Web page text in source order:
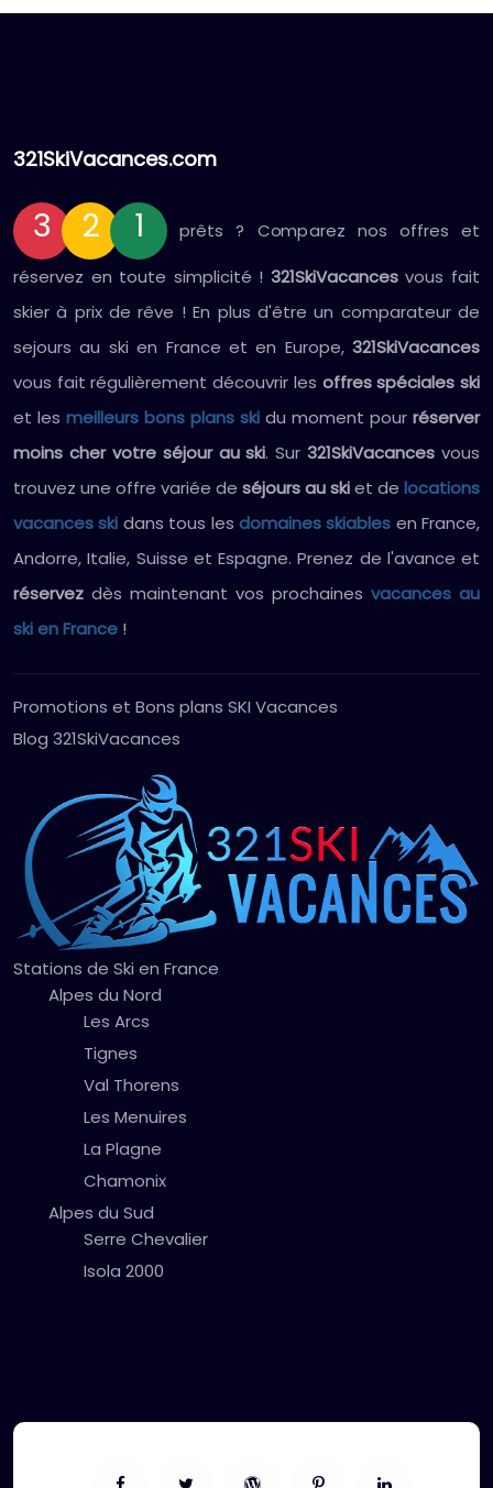
321SkiVacances.com
3 2 1
prêts ? Comparez nos offres et
réservez en toute simplicité ! 321SkiVacancesvous fait
skier à prix de rêve ! En plus d'être un comparateur de
sejours au ski en France et en Europe, 321SkiVacances
vous fait régulièrement découvrir les offres spéciales ski
et les meilleurs bons plans ski du moment pour réserver
moins cher votre séjour au ski. Sur321SkiVacances vous
trouvez une offre variée de séjours au skiet de locations
vacances ski dans tous les domaines skiables en France,
Andorre, Italie, Suisse et Espagne. Prenez de l'avance et
réservez dès maintenant vos prochaines vacances au
ski en France !
Promotions et Bons plans SKI Vacances
Blog 321SkiVacances
Stations de Ski en France
Alpes du Nord
Les Arcs
Tignes
Val Thorens
Les Menuires
La Plagne
Chamonix
Alpes du Sud
Serre Chevalier
Isola 2000